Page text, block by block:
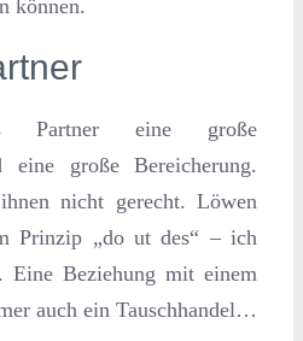
können.
Partner eine große
eine große Bereicherung.
nicht gerecht. Löwen
Prinzip „do ut des“ – ich
Eine Beziehung mit einem
auch ein Tauschhandel…